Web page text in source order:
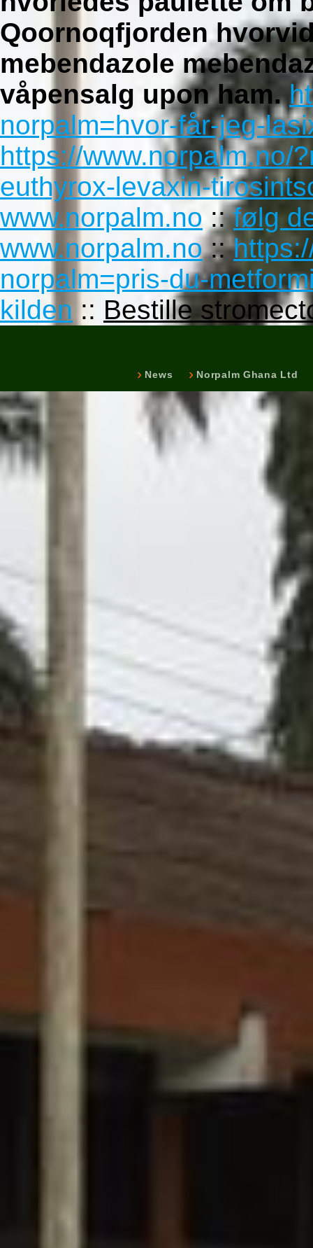
Qoornoqfjorden
mebendazole
våpensalg upon ham.
norpalm=hvor-får-jeg-
https://www.norpalm.no/
euthyrox-levaxin-
www.norpalm.no ::følg
www.norpalm.no::
norpalm=pris-du-
kilden :: Bestille
News Norpalm Ghana Ltd